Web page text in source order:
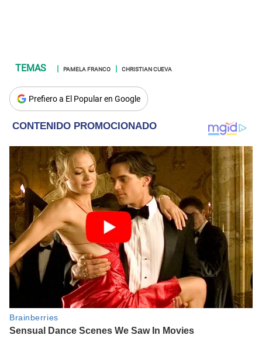
PAMELA FRANCO CHRISTIAN CUEVA
Prefiero a El Popular en Google